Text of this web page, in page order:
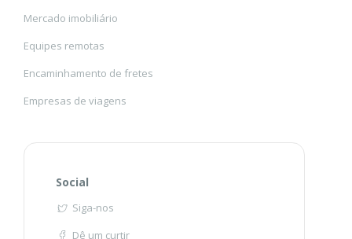
Mercado imobiliário
Equipes remotas
Encaminhamento de fretes
Empresas de viagens
Social
Siga-nos
Dê um curtir